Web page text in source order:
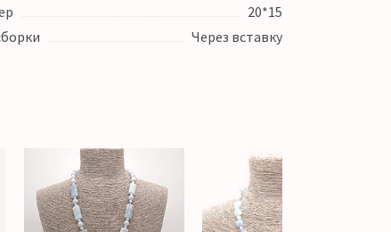
20*15
Через вставку